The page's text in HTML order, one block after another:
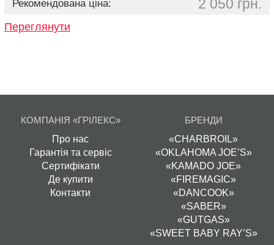
Рекомендована ціна: 2 050 грн.
Переглянути
КОМПАНІЯ «ГРІЛЕКС»
Про нас
Гарантія та сервіс
Сертифікати
Де купити
Контакти
БРЕНДИ
«CHARBROIL»
«OKLAHOMA JOE’S»
«KAMADO JOE»
«FIREMAGIC»
«DANCOOK»
«SABER»
«GUTGAS»
«SWEET BABY RAY’S»